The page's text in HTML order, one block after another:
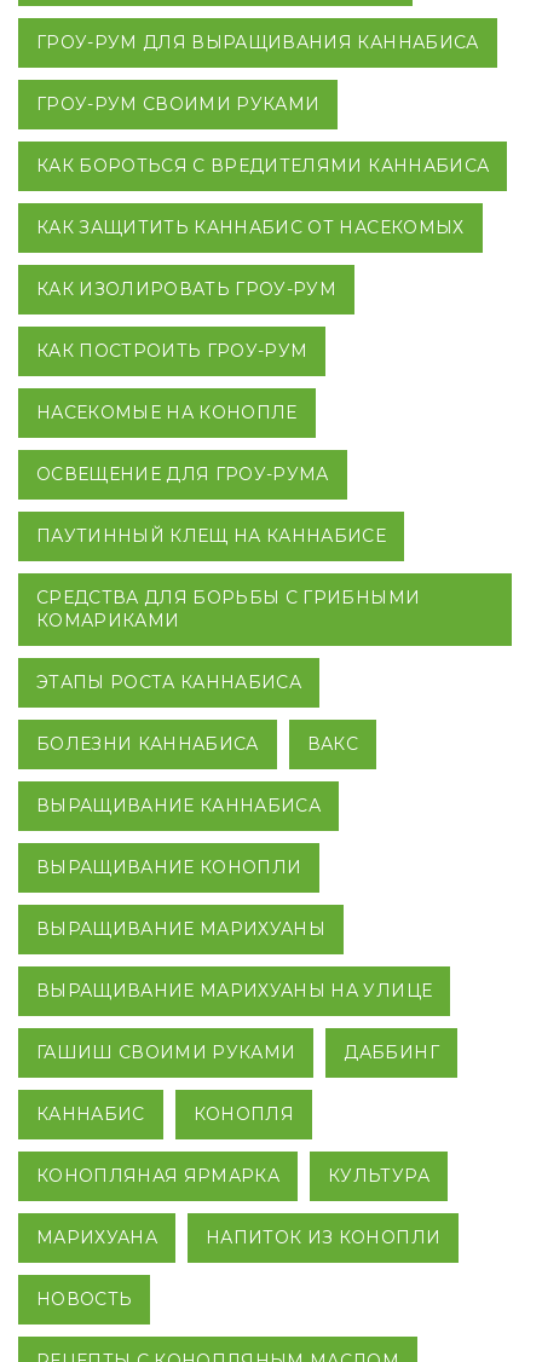
ГРОУ-РУМ ДЛЯ ВЫРАЩИВАНИЯ КАННАБИСА
ГРОУ-РУМ СВОИМИ РУКАМИ
КАК БОРОТЬСЯ С ВРЕДИТЕЛЯМИ КАННАБИСА
КАК ЗАЩИТИТЬ КАННАБИС ОТ НАСЕКОМЫХ
КАК ИЗОЛИРОВАТЬ ГРОУ-РУМ
КАК ПОСТРОИТЬ ГРОУ-РУМ
НАСЕКОМЫЕ НА КОНОПЛЕ
ОСВЕЩЕНИЕ ДЛЯ ГРОУ-РУМА
ПАУТИННЫЙ КЛЕЩ НА КАННАБИСЕ
СРЕДСТВА ДЛЯ БОРЬБЫ С ГРИБНЫМИ
КОМАРИКАМИ
ЭТАПЫ РОСТА КАННАБИСА
БОЛЕЗНИ КАННАБИСА ВАКС
ВЫРАЩИВАНИЕ КАННАБИСА
ВЫРАЩИВАНИЕ КОНОПЛИ
ВЫРАЩИВАНИЕ МАРИХУАНЫ
ВЫРАЩИВАНИЕ МАРИХУАНЫ НА УЛИЦЕ
ГАШИШ СВОИМИ РУКАМИ ДАББИНГ
КАННАБИС КОНОПЛЯ
КОНОПЛЯНАЯ ЯРМАРКА КУЛЬТУРА
МАРИХУАНА НАПИТОК ИЗ КОНОПЛИ
НОВОСТЬ